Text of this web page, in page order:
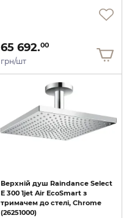
65 692.00
грн/шт
Верхній душ Raindance Select
E 300 1jet Air EcoSmart з
тримачем до стелі, Chrome
(26251000)